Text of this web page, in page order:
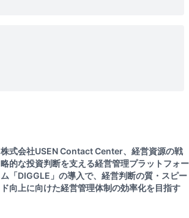
株式会社USEN Contact Center、経営資源の戦
略的な投資判断を支える経営管理プラットフォー
ム「DIGGLE」の導入で、経営判断の質・スピー
ド向上に向けた経営管理体制の効率化を目指す